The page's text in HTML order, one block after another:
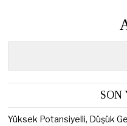
SON
Yüksek Potansiyelli, Düşük